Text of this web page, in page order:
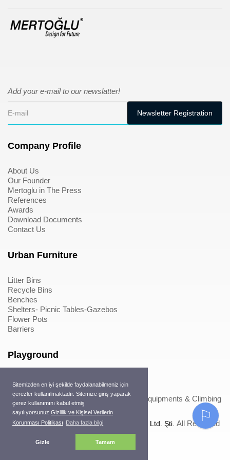
Sitemizden en iyi şekilde faydalanabilmeniz için
çerezler kullanılmaktadır. Sitemize giriş yaparak
çerez kullanımını kabul etmiş
sayılıyorsunuz. Gizlilik ve Kişisel Verilerin
Korunması Politikası Daha fazla bilgi
Gizle Tamam
Add your e-mail to our newslatter!
Company Profile
About Us
Our Founder
Mertoglu in The Press
References
Awards
Download Documents
Contact Us
Urban Furniture
Litter Bins
Recycle Bins
Benches
Shelters- Picnic Tables-Gazebos
Flower Pots
Barriers
Playground
Metal Playground Equipments
Play Equipments & Climbing Nets>Play Equipments & Climbing
Nets
Copyright © 2022Mertoğlu Çevre Tasarım Ltd. Şti. All Reserved
⚐